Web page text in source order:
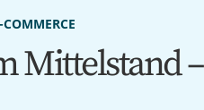
COMMERCE
Mittelstand –